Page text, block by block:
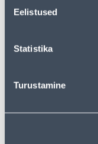
Eelistused
Statistika
Turustamine
25.99 €